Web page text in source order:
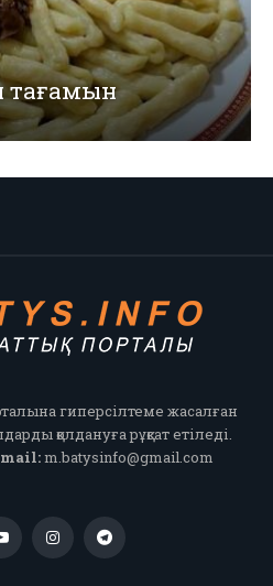
гиперсілтеме жасалған
қолдануға рұқсат етіледі.
m.batysinfo@gmail.com